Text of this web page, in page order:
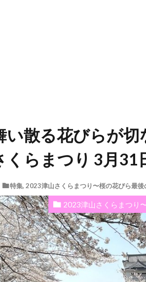
い散る花びらが
くらまつり 3月31
特集, 2023津山さくらまつり〜桜の花びら最後
2023津山さくらまつり